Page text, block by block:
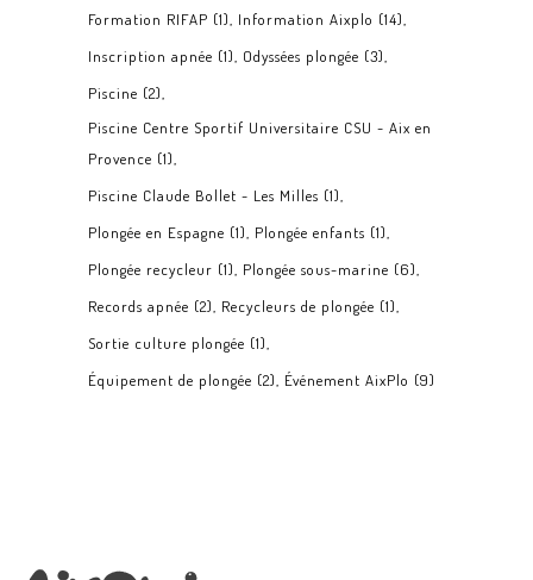
Formation RIFAP (1) Information Aixplo (14)
Inscription apnée (1) Odyssées plongée (3)
Piscine (2)
Piscine Centre Sportif Universitaire CSU - Aix en
Provence (1)
Piscine Claude Bollet - Les Milles (1)
Plongée en Espagne (1) Plongée enfants (1)
Plongée recycleur (1) Plongée sous-marine (6)
Records apnée (2) Recycleurs de plongée (1)
Sortie culture plongée (1)
Équipement de plongée (2) Événement AixPlo (9)